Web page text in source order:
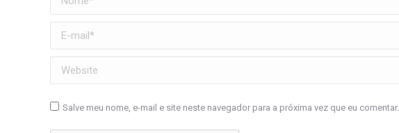
E-mail *
Website
Salve meu nome, e-mail e site neste navegador para a próxima vez que eu comentar.